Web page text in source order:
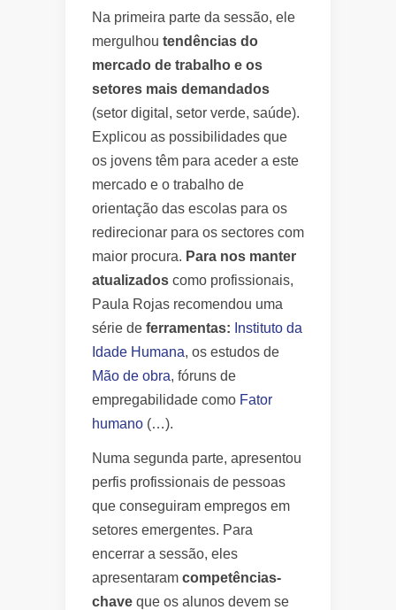
Na primeira parte da sessão, ele
mergulhou tendências do
mercado de trabalho e os
setores mais demandados
(setor digital, setor verde, saúde).
Explicou as possibilidades que
os jovens têm para aceder a este
mercado e o trabalho de
orientação das escolas para os
redirecionar para os sectores com
maior procura. Para nos manter
atualizados como profissionais,
Paula Rojas recomendou uma
série de ferramentas: Instituto da
Idade Humana, os estudos de
Mão de obra, fóruns de
empregabilidade como Fator
humano (…).
Numa segunda parte, apresentou
perfis profissionais de pessoas
que conseguiram empregos em
setores emergentes. Para
encerrar a sessão, eles
apresentaram competências-
chave que os alunos devem se